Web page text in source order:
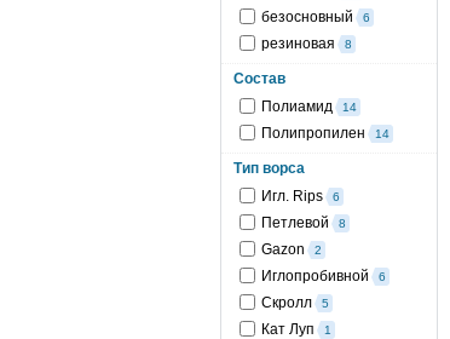
безосновный 6
резиновая 8
Состав
Полиамид
14
Полипропилен 14
Тип ворса
Игл. Rips
6
Петлевой 8
Gazon 2
Иглопробивной 6
Скролл 5
Кат Луп 1